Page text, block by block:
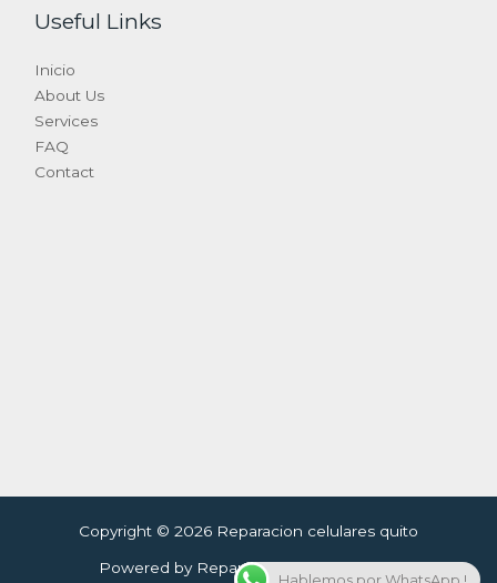
Useful Links
Inicio
About Us
Services
FAQ
Contact
Copyright © 2026 Reparacion celulares quito
Powered by Reparacion celulares quito